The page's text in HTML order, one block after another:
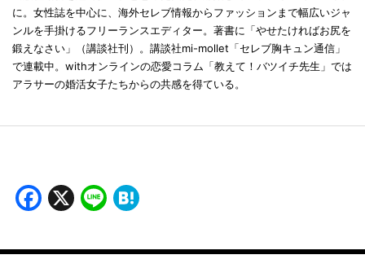
に。女性誌を中心に、海外セレブ情報からファッションまで幅広いジャ
ンルを手掛けるフリーランスエディター。著書に「やせたければお尻を
鍛えなさい」（講談社刊）。講談社mi-mollet「セレブ胸キュン通信」
で連載中。withオンラインの恋愛コラム「教えて！バツイチ先生」では
アラサーの婚活女子たちからの共感を得ている。
Facebook
X Line